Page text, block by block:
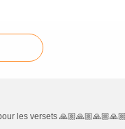
les versets